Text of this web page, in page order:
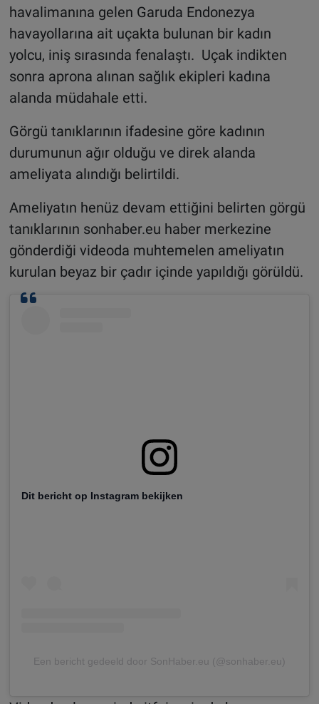
havalimanına gelen Garuda Endonezya
havayollarına ait uçakta bulunan bir kadın
yolcu, iniş sırasında fenalaştı. Uçak indikten
sonra aprona alınan sağlık ekipleri kadına
alanda müdahale etti.
Görgü tanıklarının ifadesine göre kadının
durumunun ağır olduğu ve direk alanda
ameliyata alındığı belirtildi.
Ameliyatın henüz devam ettiğini belirten görgü
tanıklarının sonhaber.eu haber merkezine
gönderdiği videoda muhtemelen ameliyatın
kurulan beyaz bir çadır içinde yapıldığı görüldü.
Dit bericht op Instagram bekijken
Een bericht gedeeld door SonHaber.eu (@sonhaber.eu)